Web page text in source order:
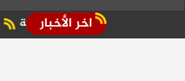
اخر الأخباروكيل أول شرم الشيخ والغردقة